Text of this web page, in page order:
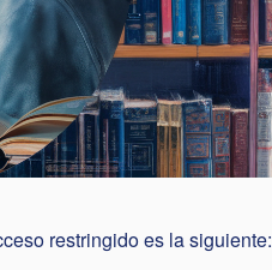
restringido es la siguiente: